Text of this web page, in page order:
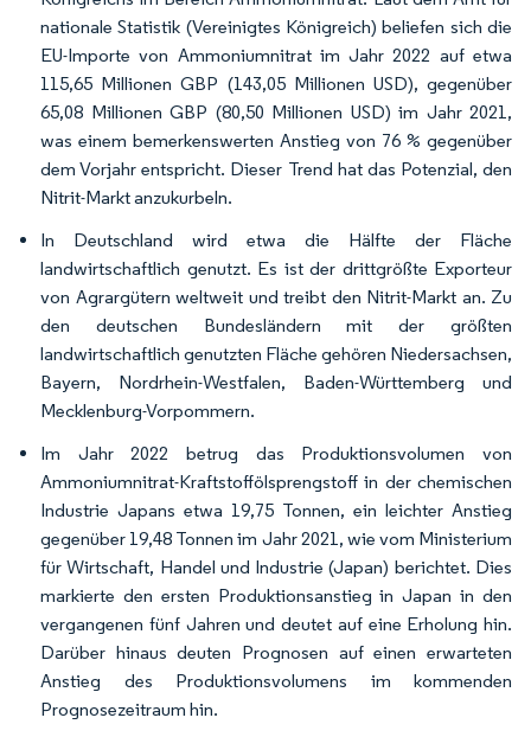
nationale Statistik (Vereinigtes Königreich) beliefen sich die
EU-Importe von Ammoniumnitrat im Jahr 2022 auf etwa
115,65 Millionen GBP (143,05 Millionen USD), gegenüber
65,08 Millionen GBP (80,50 Millionen USD) im Jahr 2021,
was einem bemerkenswerten Anstieg von 76 % gegenüber
dem Vorjahr entspricht. Dieser Trend hat das Potenzial, den
Nitrit-Markt anzukurbeln.
In Deutschland wird etwa die Hälfte der Fläche
landwirtschaftlich genutzt. Es ist der drittgrößte Exporteur
von Agrargütern weltweit und treibt den Nitrit-Markt an. Zu
den deutschen Bundesländern mit der größten
landwirtschaftlich genutzten Fläche gehören Niedersachsen,
Bayern, Nordrhein-Westfalen, Baden-Württemberg und
Mecklenburg-Vorpommern.
Im Jahr 2022 betrug das Produktionsvolumen von
Ammoniumnitrat-Kraftstoffölsprengstoff in der chemischen
Industrie Japans etwa 19,75 Tonnen, ein leichter Anstieg
gegenüber 19,48 Tonnen im Jahr 2021, wie vom Ministerium
für Wirtschaft, Handel und Industrie (Japan) berichtet. Dies
markierte den ersten Produktionsanstieg in Japan in den
vergangenen fünf Jahren und deutet auf eine Erholung hin.
Darüber hinaus deuten Prognosen auf einen erwarteten
Anstieg des Produktionsvolumens im kommenden
Prognosezeitraum hin.